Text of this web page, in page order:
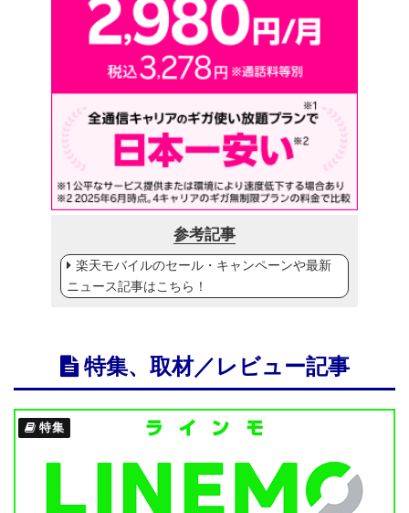
参考記事
楽天モバイルのセール・キャンペーンや最新
ニュース記事はこちら！
特集、取材／レビュー記事
特集